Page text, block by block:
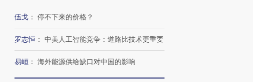
伍戈 ： 停不下来的价格？
罗志恒 ： 中美人工智能竞争：道路比技术更重要
易峘 ： 海外能源供给缺口对中国的影响